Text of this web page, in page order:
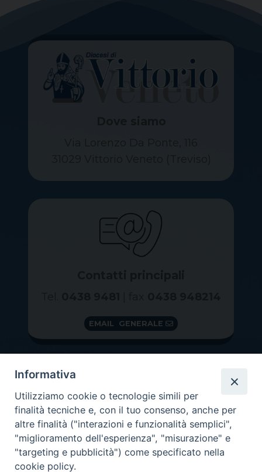
EMAIL GENERALE
GRAZIE PER IL TUO AIUTO
Informativa
Utilizziamo cookie o tecnologie simili per
finalità tecniche e, con il tuo consenso, anche per
altre finalità ("interazioni e funzionalità semplici",
"miglioramento dell'esperienza", "misurazione" e
"targeting e pubblicità") come specificato nella
cookie policy.